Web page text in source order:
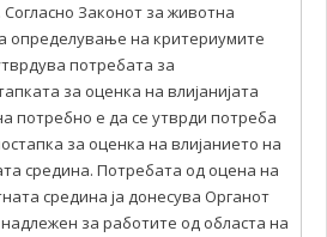
Законот за животна
определување на критериумите
потребата за
за оценка на влијанијата
потребно е да се утврди потреба
за оценка на влијанието на
средина. Потребата од оцена на
средина ја донесува Органот
за работите од областа на